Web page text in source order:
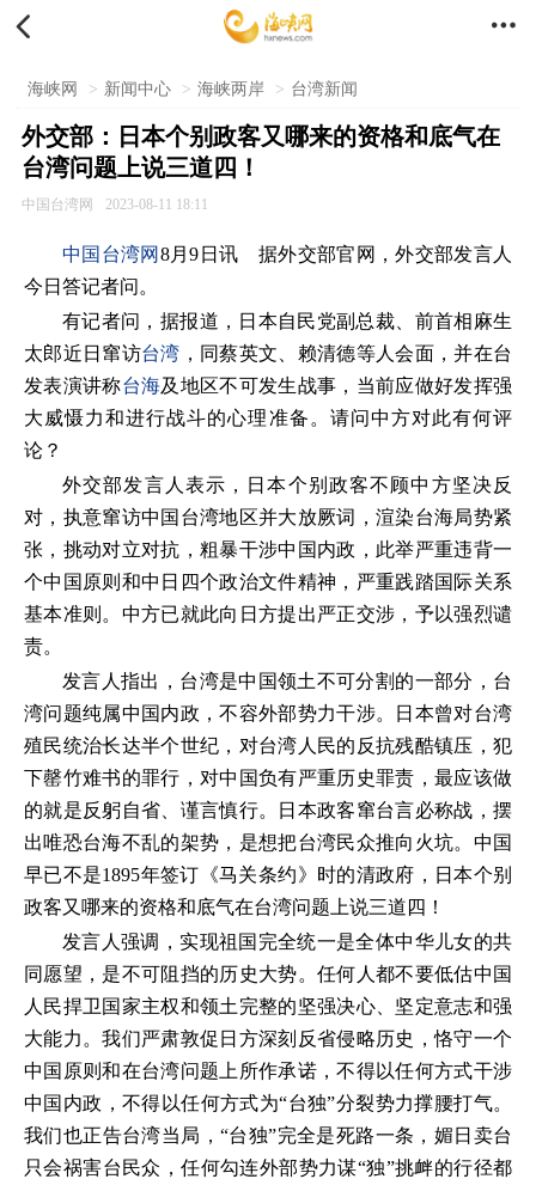
 
海峡网 > 新闻中心 > 海峡两岸 > 台湾新闻
外交部：日本个别政客又哪来的资格和底气在
台湾问题上说三道四！
中国台湾网 2023-08-11 18:11
中国台湾网 8月9日讯 据外交部官网，外交部发言人
今日答记者问。
有记者问，据报道，日本自民党副总裁、前首相麻生
太郎近日窜访台湾 ，同蔡英文、赖清德等人会面，并在台
发表演讲称台海及地区不可发生战事，当前应做好发挥强
大威慑力和进行战斗的心理准备。请问中方对此有何评
论？
外交部发言人表示，日本个别政客不顾中方坚决反
对，执意窜访中国台湾地区并大放厥词，渲染台海局势紧
张，挑动对立对抗，粗暴干涉中国内政，此举严重违背一
个中国原则和中日四个政治文件精神，严重践踏国际关系
基本准则。中方已就此向日方提出严正交涉，予以强烈谴
责。
发言人指出，台湾是中国领土不可分割的一部分，台
湾问题纯属中国内政，不容外部势力干涉。日本曾对台湾
殖民统治长达半个世纪，对台湾人民的反抗残酷镇压，犯
下罄竹难书的罪行，对中国负有严重历史罪责，最应该做
的就是反躬自省、谨言慎行。日本政客窜台言必称战，摆
出唯恐台海不乱的架势，是想把台湾民众推向火坑。中国
早已不是1895年签订《马关条约》时的清政府，日本个别
政客又哪来的资格和底气在台湾问题上说三道四！
发言人强调，实现祖国完全统一是全体中华儿女的共
同愿望，是不可阻挡的历史大势。任何人都不要低估中国
人民捍卫国家主权和领土完整的坚强决心、坚定意志和强
大能力。我们严肃敦促日方深刻反省侵略历史，恪守一个
中国原则和在台湾问题上所作承诺，不得以任何方式干涉
中国内政，不得以任何方式为“台独”分裂势力撑腰打气。
我们也正告台湾当局，“台独”完全是死路一条，媚日卖台
只会祸害台民众，任何勾连外部势力谋“独”挑衅的行径都